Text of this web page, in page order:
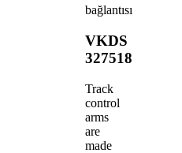
bağlantısı
VKDS
327518
Track
control
arms
are
made